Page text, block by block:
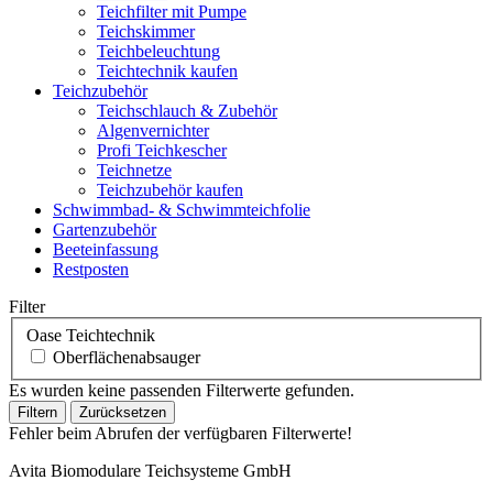
Teichfilter mit Pumpe
Teichskimmer
Teichbeleuchtung
Teichtechnik kaufen
Teichzubehör
Teichschlauch & Zubehör
Algenvernichter
Profi Teichkescher
Teichnetze
Teichzubehör kaufen
Schwimmbad- & Schwimmteichfolie
Gartenzubehör
Beeteinfassung
Restposten
Filter
Oase Teichtechnik
Oberflächenabsauger
Es wurden keine passenden Filterwerte gefunden.
Filtern Zurücksetzen
Fehler beim Abrufen der verfügbaren Filterwerte!
Avita Biomodulare Teichsysteme GmbH